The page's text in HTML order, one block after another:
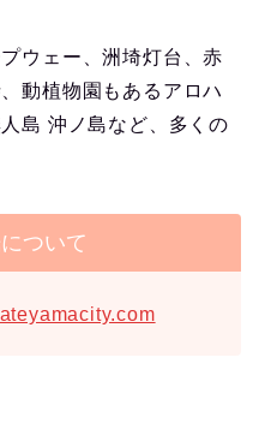
ウェー、洲埼灯台、赤
動植物園もあるアロハ
島 沖ノ島など、多くの
ついて